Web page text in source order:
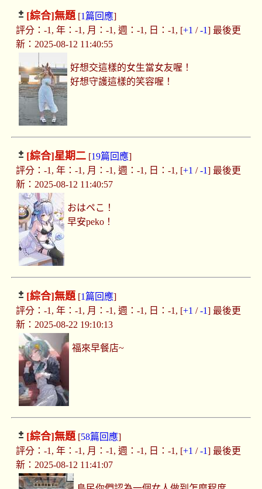
[綜合]無題[1篇回應]
評分：-1, 年：-1, 月：-1, 週：-1, 日：-1, [+1 /-1] 最後更
新：2025-08-12 11:40:55
好想交這樣的女生當女友喔！
好想守護這樣的笑容喔！
[綜合]星期二[19篇回應]
評分：-1, 年：-1, 月：-1, 週：-1, 日：-1, [+1 /-1] 最後更
新：2025-08-12 11:40:57
おはペこ！
早安peko！
[綜合]無題[1篇回應]
評分：-1, 年：-1, 月：-1, 週：-1, 日：-1, [+1 /-1] 最後更
新：2025-08-22 19:10:13
福來早餐店~
[綜合]無題[58篇回應]
評分：-1, 年：-1, 月：-1, 週：-1, 日：-1, [+1 /-1] 最後更
新：2025-08-12 11:41:07